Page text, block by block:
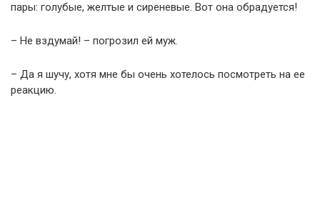
пары: голубые, желтые и сиреневые. Вот она обрадуется!
– Не вздумай! – погрозил ей муж.
– Да я шучу, хотя мне бы очень хотелось посмотреть на ее
реакцию.